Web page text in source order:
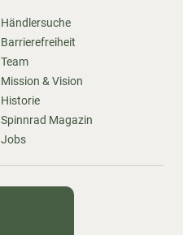
Händlersuche
Barrierefreiheit
Team
Mission & Vision
Historie
Spinnrad Magazin
Jobs